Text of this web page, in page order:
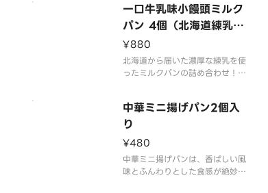
一口牛乳味小饅頭ミルク
パン 4個（北海道練乳ミ
ルク）
¥880
北海道から届いた濃厚な練乳を使
ったミルクパンの詰め合わせ！ふ
ととき。幸せを呼ぶ、贅沢な味わ
いです。
中華ミニ揚げパン2個入
り
¥480
中華ミニ揚げパンは、香ばしい風
味とふんわりとした食感が絶妙に